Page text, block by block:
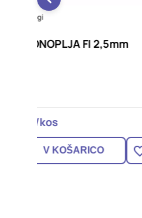
VRV
V